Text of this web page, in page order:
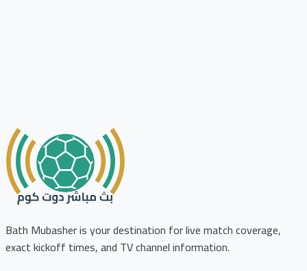
Bath Mubasher is your destination for live match coverage,
exact kickoff times, and TV channel information.